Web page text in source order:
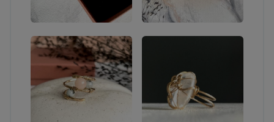
kahden vuorokauden sisällä (ellei kyse ole erikseen
valmistettavasta tuotteesta). Jos sinulla on kiire
saada tilauksesi perille, kysythän toimituksen
arvioitua kestoa minulta sähköpostitse tai
puhelimitse.
SIJAINTI:
Työpisteeni sijaitsee Jyväskylässä Keljonkankaalla,